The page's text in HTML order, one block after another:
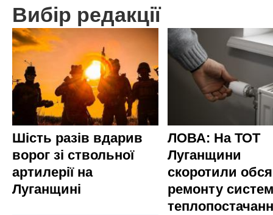
Вибір редакції
Шість разів вдарив
ворог зі ствольної
артилерії на
Луганщині
ЛОВА: На ТОТ
Луганщини
скоротили
ремонту